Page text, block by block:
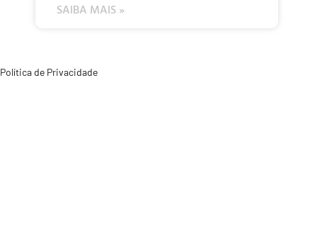
SAIBA MAIS »
Política de Privacidade